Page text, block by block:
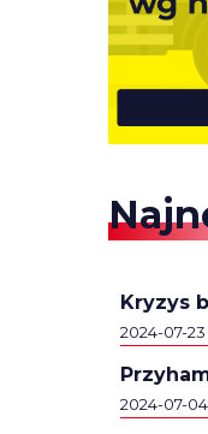
Kryzys
2024-07-23
2024-07-04